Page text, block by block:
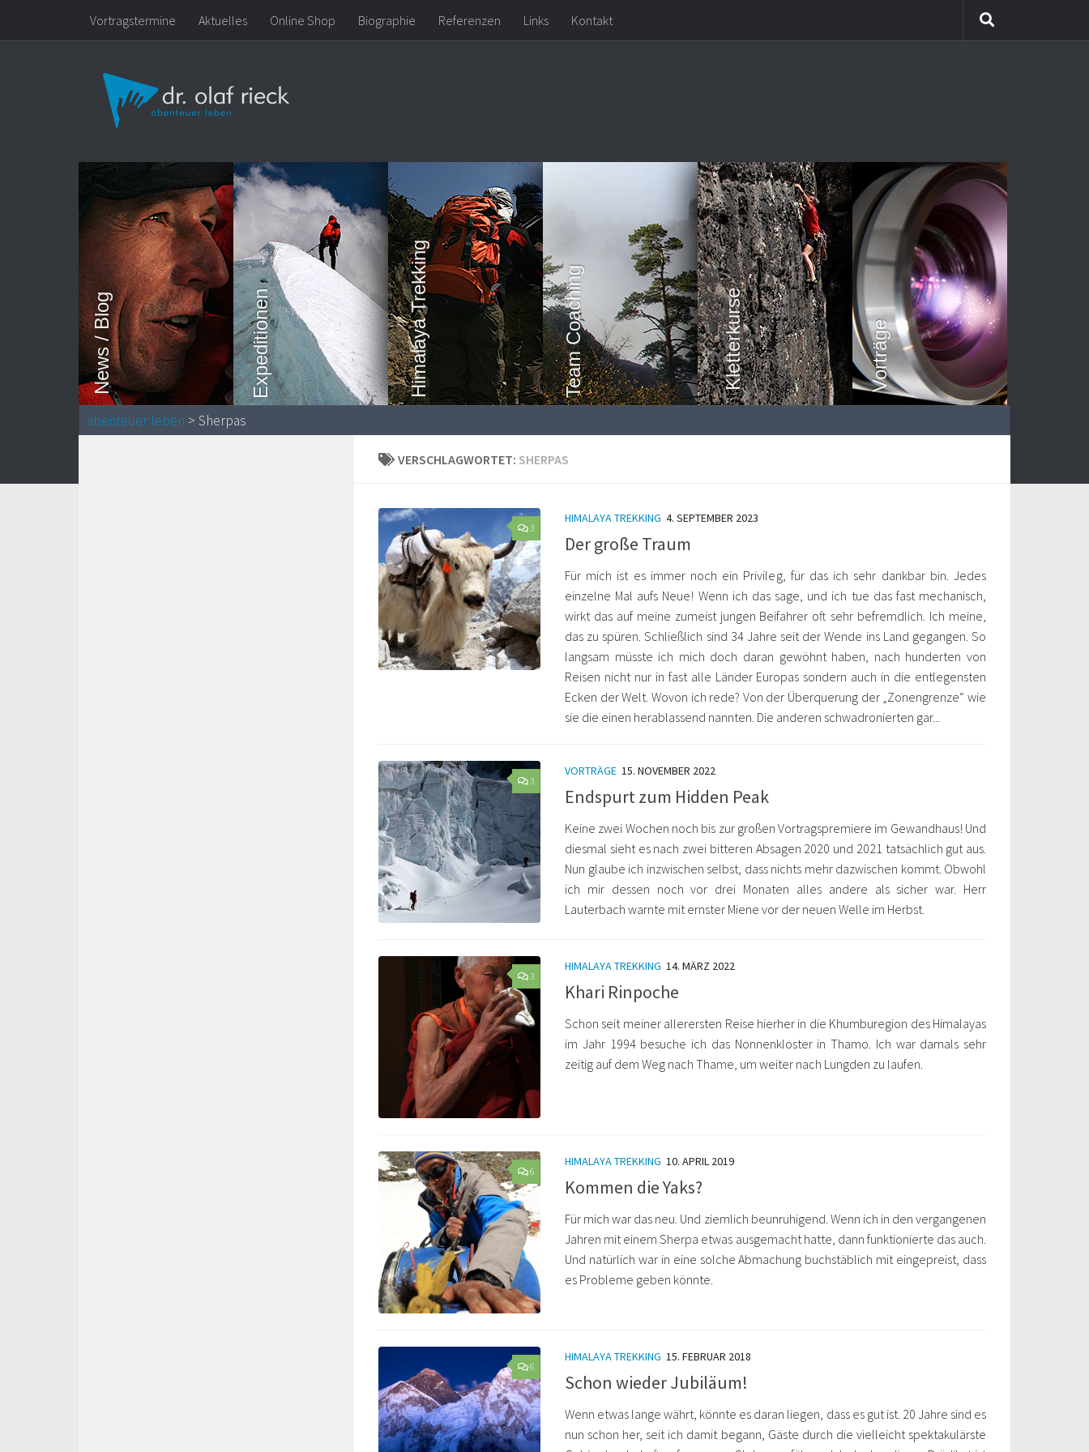
Zum Inhalt springen
Vortragstermine Aktuelles Online Shop Biographie Referenzen Links Kontakt
News / Blog Expeditionen Himalaya Trekking Team Coaching Kletterkurse Vorträge
abenteuer leben > Sherpas
VERSCHLAGWORTET: SHERPAS
3
HIMALAYA TREKKING 4. SEPTEMBER 2023
Der große Traum
Für mich ist es immer noch ein Privileg, für das ich sehr dankbar bin. Jedes
einzelne Mal aufs Neue! Wenn ich das sage, und ich tue das fast mechanisch,
wirkt das auf meine zumeist jungen Beifahrer oft sehr befremdlich. Ich meine,
das zu spüren. Schließlich sind 34 Jahre seit der Wende ins Land gegangen. So
langsam müsste ich mich doch daran gewöhnt haben, nach hunderten von
Reisen nicht nur in fast alle Länder Europas sondern auch in die entlegensten
Ecken der Welt. Wovon ich rede? Von der Überquerung der „Zonengrenze“ wie
sie die einen herablassend nannten. Die anderen schwadronierten gar...
3
VORTRÄGE 15. NOVEMBER 2022
Endspurt zum Hidden Peak
Keine zwei Wochen noch bis zur großen Vortragspremiere im Gewandhaus! Und
diesmal sieht es nach zwei bitteren Absagen 2020 und 2021 tatsächlich gut aus.
Nun glaube ich inzwischen selbst, dass nichts mehr dazwischen kommt. Obwohl
ich mir dessen noch vor drei Monaten alles andere als sicher war. Herr
Lauterbach warnte mit ernster Miene vor der neuen Welle im Herbst.
3
HIMALAYA TREKKING 14. MÄRZ 2022
Khari Rinpoche
Schon seit meiner allerersten Reise hierher in die Khumburegion des Himalayas
im Jahr 1994 besuche ich das Nonnenkloster in Thamo. Ich war damals sehr
zeitig auf dem Weg nach Thame, um weiter nach Lungden zu laufen.
6
HIMALAYA TREKKING 10. APRIL 2019
Kommen die Yaks?
Für mich war das neu. Und ziemlich beunruhigend. Wenn ich in den vergangenen
Jahren mit einem Sherpa etwas ausgemacht hatte, dann funktionierte das auch.
Und natürlich war in eine solche Abmachung buchstäblich mit eingepreist, dass
es Probleme geben könnte.
6
HIMALAYA TREKKING 15. FEBRUAR 2018
Schon wieder Jubiläum!
Wenn etwas lange währt, könnte es daran liegen, dass es gut ist. 20 Jahre sind es
nun schon her, seit ich damit begann, Gäste durch die vielleicht spektakulärste